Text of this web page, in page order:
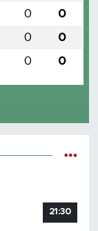
0 0
0 0
0 0
21:30